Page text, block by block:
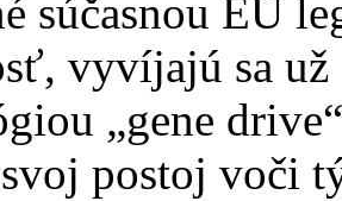
súčasnou EÚ
vyvíjajú sa
„gene
postoj voči